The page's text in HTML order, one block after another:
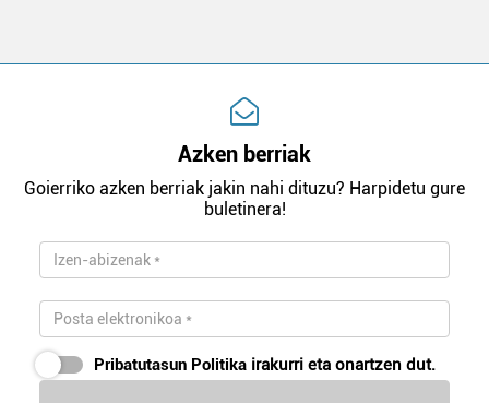
Azken berriak
Goierriko azken berriak jakin nahi dituzu? Harpidetu gure
buletinera!
Pribatutasun Politika irakurri eta onartzen dut.